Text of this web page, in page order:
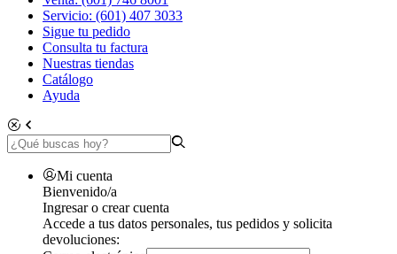
Servicio: (601) 407 3033
Sigue tu pedido
Consulta tu factura
Nuestras tiendas
Catálogo
Ayuda
Mi cuenta
Bienvenido/a
Ingresar o crear cuenta
Accede a tus datos personales, tus pedidos y solicita
devoluciones: